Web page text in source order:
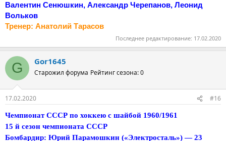
Валентин Сенюшкин, Александр Черепанов, Леонид
Вольков
Тренер: Анатолий Тарасов
Последнее редактирование: 17.02.2020
G Gor1645
Старожил форума Рейтинг сезона: 0
17.02.2020 #16
Чемпионат СССР по хоккею с шайбой 1960/1961
15 й сезон чемпионата СССР
Бомбардир: Юрий Парамошкин («Электросталь») — 23